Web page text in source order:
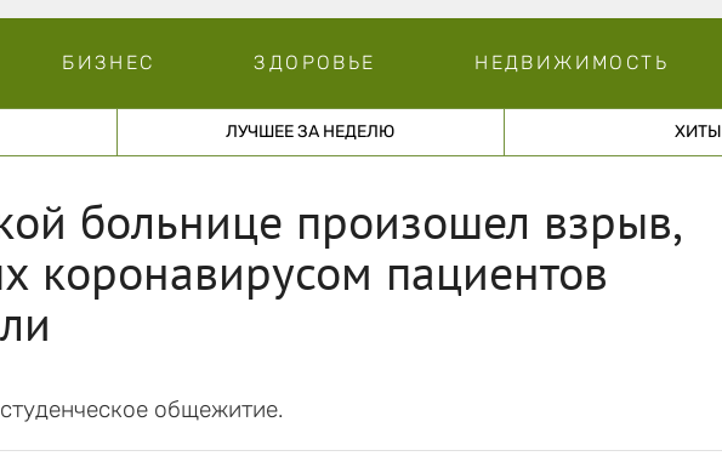
БИЗНЕС ЗДОРОВЬЕ НЕДВИЖИМОСТЬ
ЛУЧШЕЕ ЗА НЕДЕЛЮ ХИТЫ
больнице произошел взрыв,
коронавирусом пациентов
общежитие.